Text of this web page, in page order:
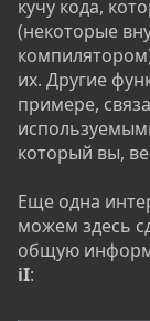
кучу кода,
(некоторые
их. Другие
примере,
который вы,
Еще одна
можем здесь
общую
iI: